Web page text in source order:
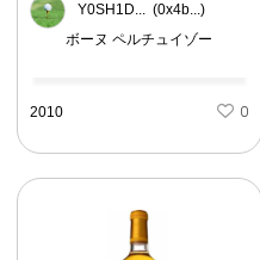
Y0SH1D... (0x4b...)
ボーヌ ペルチュイゾー
2010 0